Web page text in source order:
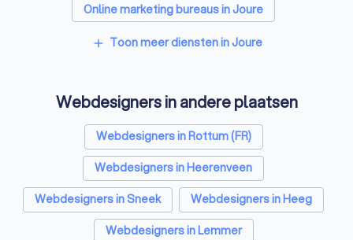
Online marketing bureaus in Joure
Tekstschrijvers in Joure
Vertaalbureaus in Joure
Grafisch ontwerpers in Joure
Reclamebureaus in Joure
Accountants in Joure
add Toon meer diensten in Joure
Webdesigners in andere plaatsen
Webdesigners in Rottum (FR)
Webdesigners in Heerenveen
Webdesigners in Sneek
Webdesigners in Heeg
Webdesigners in Lemmer